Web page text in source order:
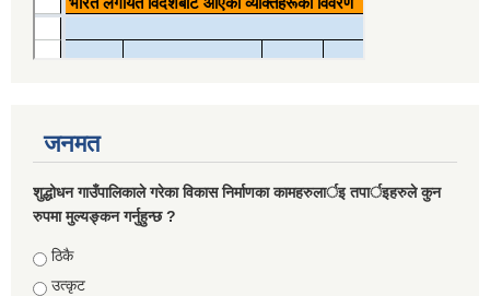
जनमत
शुद्धोधन गाउँपालिकाले गरेका विकास निर्माणका कामहरुलार्इ तपार्इहरुले कुन
रुपमा मुल्यङ्कन गर्नुहुन्छ ?
Choices
ठिकै
उत्कृट